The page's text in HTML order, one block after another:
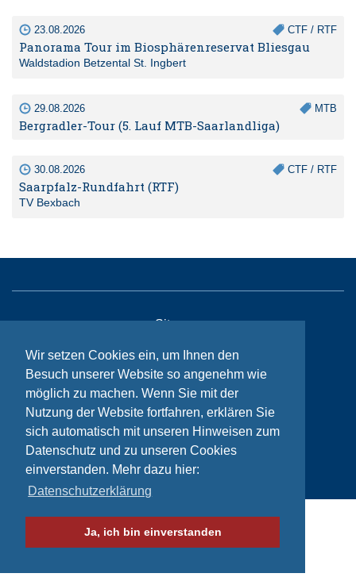
Wir setzen Cookies ein, um Ihnen den
Besuch unserer Website so angenehm wie
möglich zu machen. Wenn Sie mit der
Nutzung der Website fortfahren, erklären Sie
sich automatisch mit unseren Hinweisen zum
Datenschutz und zu unseren Cookies
einverstanden. Mehr dazu hier:
Datenschutzerklärung
Ja, ich bin einverstanden
23.08.2026 CTF / RTF
Panorama Tour im Biosphärenreservat Bliesgau
Waldstadion Betzental St. Ingbert
29.08.2026 MTB
Bergradler-Tour (5. Lauf MTB-Saarlandliga)
30.08.2026 CTF / RTF
Saarpfalz-Rundfahrt (RTF)
TV Bexbach
Sitemap
Kontakt
Impressum
Datenschutzhinweise